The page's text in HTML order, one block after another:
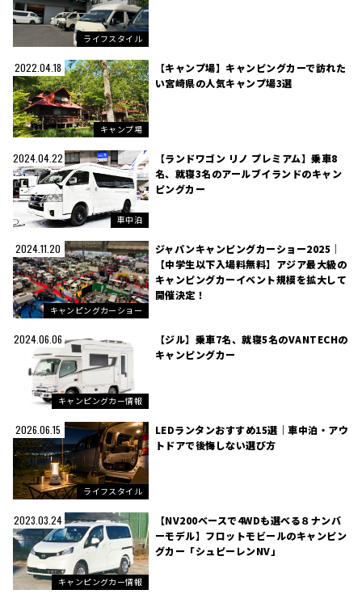
ライフスタイル
2022.04.18
キャンプ場
【キャンプ場】キャンピングカーで訪れた
い宮崎県の人気キャンプ場3選
2024.04.22
車中泊
【ランドワゴン リノ プレミアム】乗車8
名、就寝3名のアールブイランドのキャン
ピングカー
2024.11.20
キャンピングカーショー
ジャパンキャンピングカーショー2025｜
【中学生以下入場料無料】アジア最大級の
キャンピングカーイベント規模を拡大して
開催決定！
2024.06.06
キャンピングカー情報
【ジル】乗車7名、就寝5名のVANTECHの
キャンピングカー
2026.06.15
ライフスタイル
LEDランタンおすすめ15選｜車中泊・アウ
トドアで後悔しない選び方
2023.03.24
キャンピングカー情報
【NV200ベースで4WDも選べる８ナンバ
ーモデル】フロットモビールのキャンピン
グカー「シュピーレンNV」